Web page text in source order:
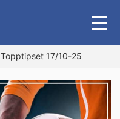
Topptipset 17/10-25